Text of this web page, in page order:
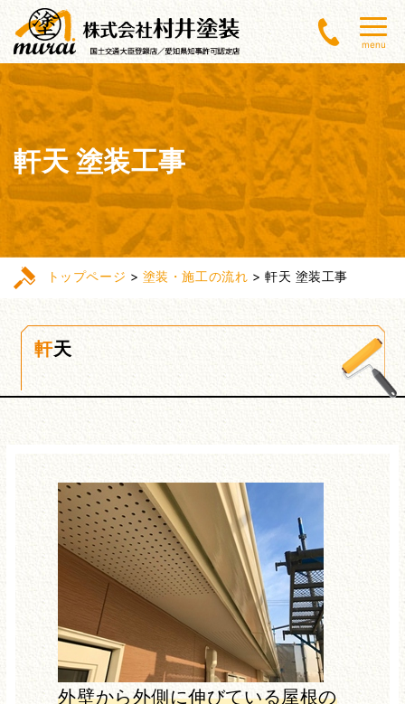
menu
軒天 塗装工事
トップページ > 塗装・施工の流れ > 軒天 塗装工事
軒天
外壁から外側に伸びている屋根の